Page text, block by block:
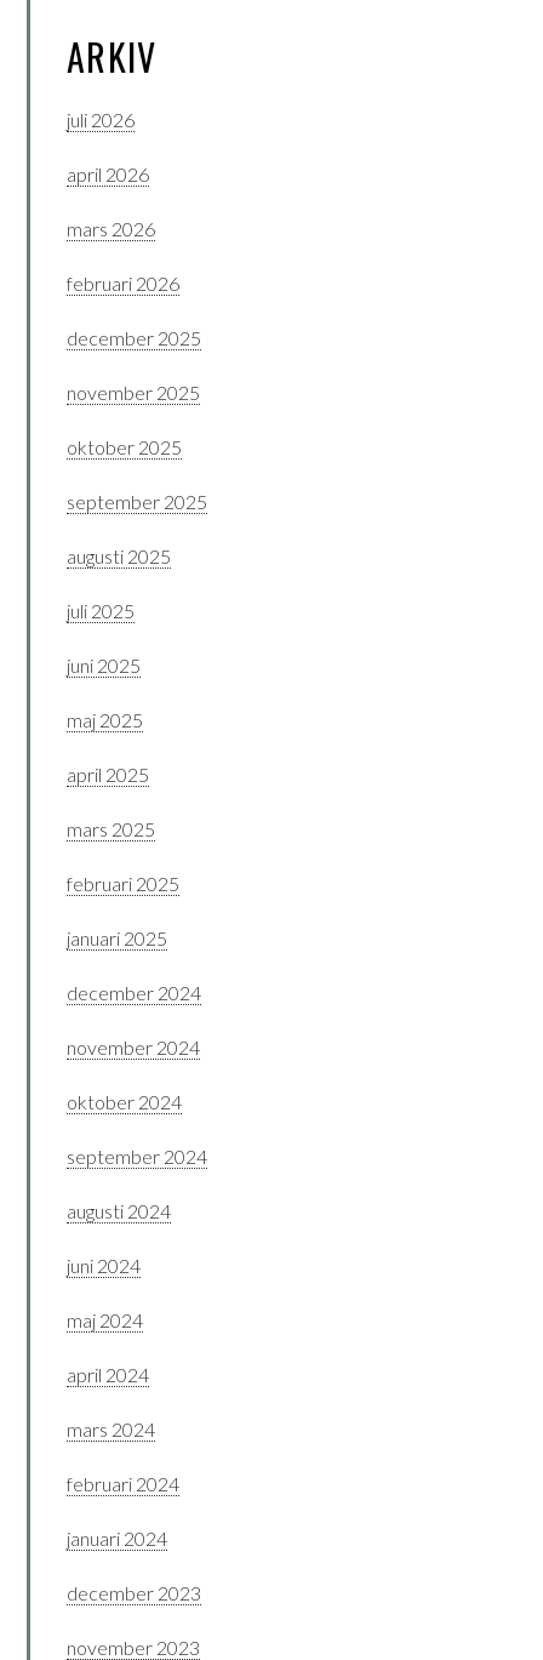
ARKIV
juli 2026
april 2026
mars 2026
februari 2026
december 2025
november 2025
oktober 2025
september 2025
augusti 2025
juli 2025
juni 2025
maj 2025
april 2025
mars 2025
februari 2025
januari 2025
december 2024
november 2024
oktober 2024
september 2024
augusti 2024
juni 2024
maj 2024
april 2024
mars 2024
februari 2024
januari 2024
december 2023
november 2023